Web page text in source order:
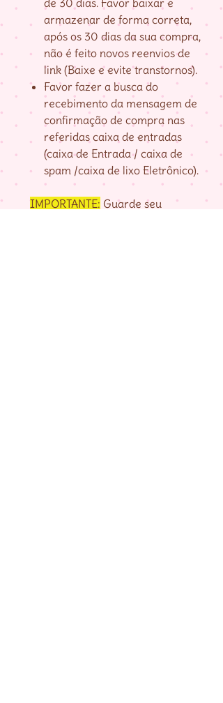
de 30 dias. Favor baixar e
armazenar de forma correta,
após os 30 dias da sua compra,
não é feito novos reenvios de
link (Baixe e evite transtornos).
Favor fazer a busca do
recebimento da mensagem de
confirmação de compra nas
referidas caixa de entradas
(caixa de Entrada / caixa de
spam /caixa de lixo Eletrônico).
IMPORTANTE: Guarde seu